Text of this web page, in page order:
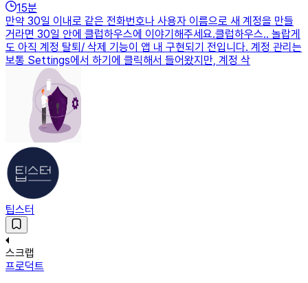
15분
만약 30일 이내로 같은 전화번호나 사용자 이름으로 새 계정을 만들
거라면 30일 안에 클럽하우스에 이야기해주세요.클럽하우스.. 놀랍게
도 아직 계정 탈퇴/ 삭제 기능이 앱 내 구현되기 전입니다. 계정 관리는
보통 Settings에서 하기에 클릭해서 들어왔지만, 계정 삭
팁스터
스크랩
프로덕트